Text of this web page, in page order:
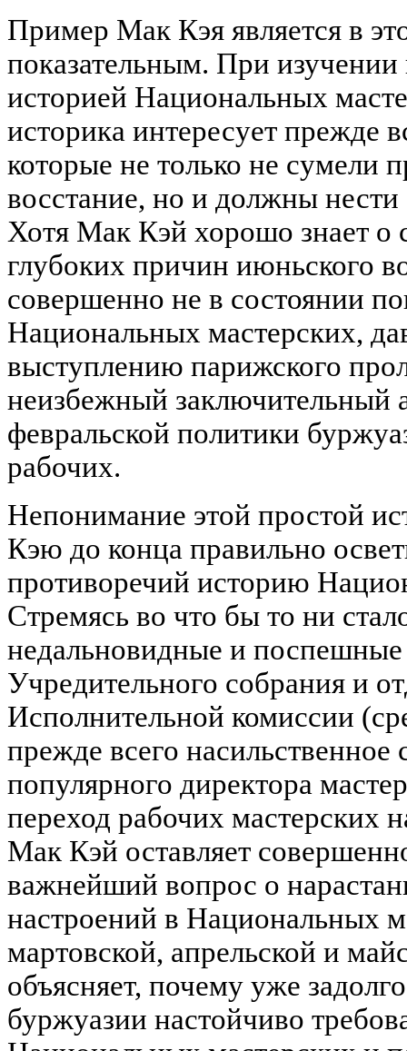
Пример Мак Кэя является в
показательным. При
историей Национальных
историка интересует прежде
которые не только не сумели
восстание, но и должны нести
Хотя Мак Кэй хорошо знает о
глубоких причин июньского
совершенно не в состоянии
Национальных мастерских,
выступлению парижского
неизбежный заключительный
февральской политики
рабочих.
Непонимание этой простой
Кэю до конца правильно
противоречий историю
Стремясь во что бы то ни
недальновидные и
Учредительного собрания и
Исполнительной комиссии
прежде всего насильственное
популярного директора
переход рабочих мастерских
Мак Кэй оставляет
важнейший вопрос о
настроений в Национальных
мартовской, апрельской и
объясняет, почему уже
буржуазии настойчиво